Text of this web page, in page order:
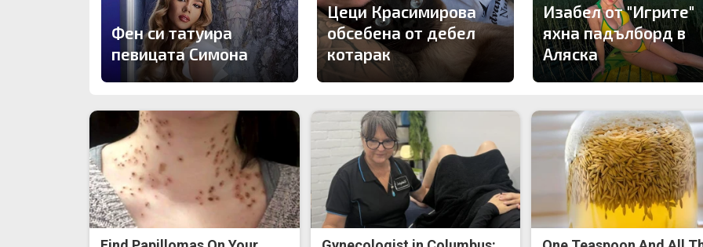
Фен си татуира
певицата Симона
Цеци Красимирова
обсебена от дебел
котарак
Изабел от "Игрите"
яхна падълборд в
Аляска